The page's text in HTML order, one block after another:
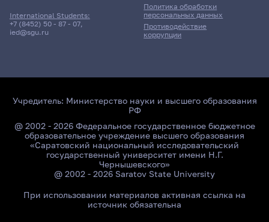
International Students:
+7 (8452) 50 - 87 - 07,
ied@sgu.ru
Политика обработки
персональных данных
Противодействие
коррупции
Учредитель: Министерство науки и высшего образования
РФ
@ 2002 - 2026 Федеральное государственное бюджетное
образовательное учреждение высшего образования
«Саратовский национальный исследовательский
государственный университет имени Н.Г.
Чернышевского»
@ 2002 - 2026 Saratov State University
При использовании материалов активная ссылка на
источник обязательна